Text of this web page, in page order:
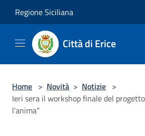
Regione Siciliana
Città di Erice
Home > Novità > Notizie >
Ieri sera il workshop finale del
l’anima”